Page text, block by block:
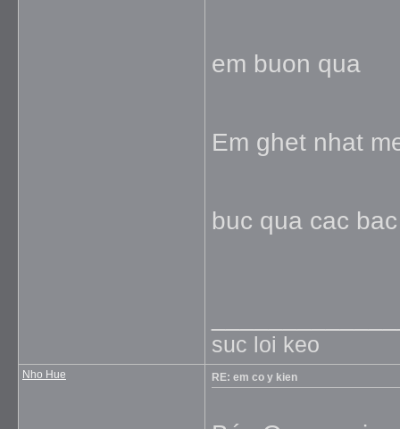
em buon qua
Em ghet nhat
buc qua cac
suc loi keo
Nho Hue RE: em co y kien